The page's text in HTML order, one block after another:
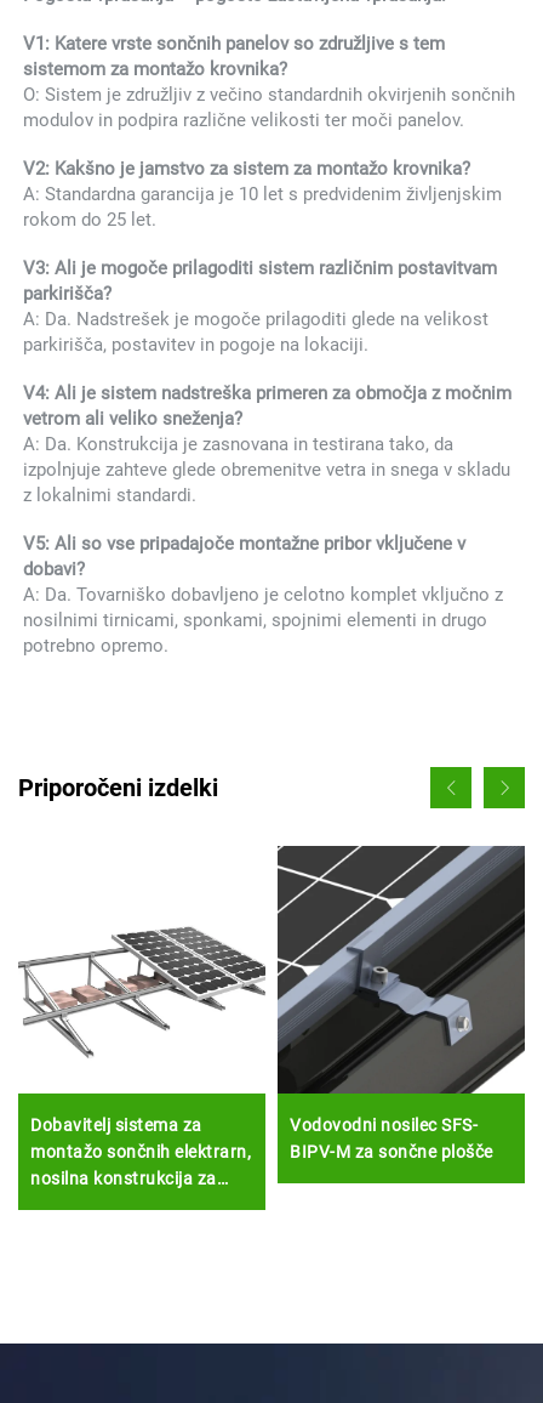
V1: Katere vrste sončnih panelov so združljive s tem
sistemom za montažo krovnika?
O: Sistem je združljiv z večino standardnih okvirjenih sončnih
modulov in podpira različne velikosti ter moči panelov.
V2: Kakšno je jamstvo za sistem za montažo krovnika?
A: Standardna garancija je 10 let s predvidenim življenjskim
rokom do 25 let.
V3: Ali je mogoče prilagoditi sistem različnim postavitvam
parkirišča?
A: Da. Nadstrešek je mogoče prilagoditi glede na velikost
parkirišča, postavitev in pogoje na lokaciji.
V4: Ali je sistem nadstreška primeren za območja z močnim
vetrom ali veliko sneženja?
A: Da. Konstrukcija je zasnovana in testirana tako, da
izpolnjuje zahteve glede obremenitve vetra in snega v skladu
z lokalnimi standardi.
V5: Ali so vse pripadajoče montažne pribor vključene v
dobavi?
A: Da. Tovarniško dobavljeno je celotno komplet vključno z
nosilnimi tirnicami, sponkami, spojnimi elementi in drugo
potrebno opremo.
Priporočeni izdelki
Dobavitelj sistema za
montažo sončnih elektrarn,
nosilna konstrukcija za
sončne module, nosilna
Vodovodni nosilec SFS-
BIPV-M za sončne plošče